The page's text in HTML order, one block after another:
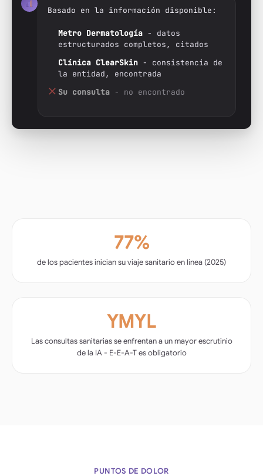
Basado en la información disponible:
Metro Dermatología - datos
estructurados completos, citados
Clínica ClearSkin - consistencia de
la entidad, encontrada
Su consulta - no encontrado
77%
de los pacientes inician su viaje sanitario en línea (2025)
YMYL
Las consultas sanitarias se enfrentan a un mayor escrutinio
de la IA - E-E-A-T es obligatorio
PUNTOS DE DOLOR